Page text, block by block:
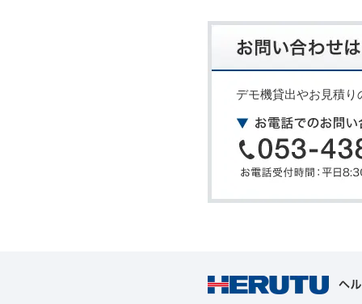
デモ機貸出やお見積